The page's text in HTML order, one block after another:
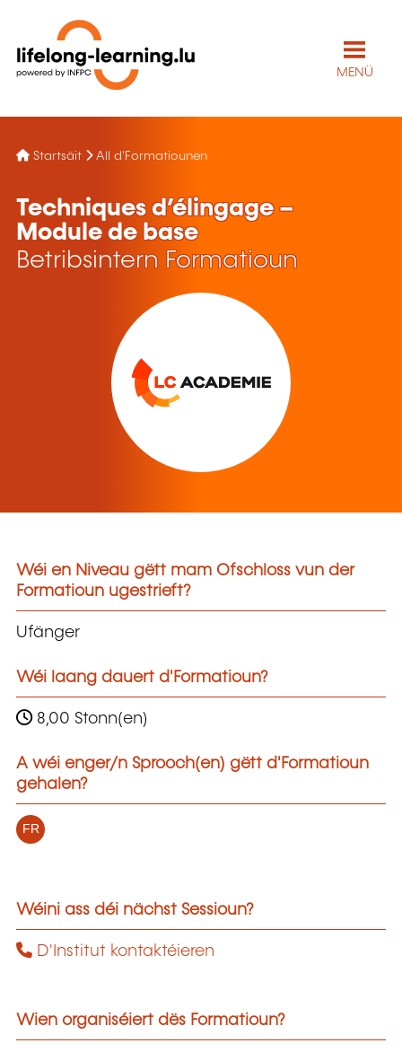
MENÜ
Startsäit All d'Formatiounen
Techniques d’élingage –
Module de base
Betribsintern Formatioun
Wéi en Niveau gëtt mam Ofschloss vun der
Formatioun ugestrieft?
Ufänger
Wéi laang dauert d'Formatioun?
8,00 Stonn(en)
A wéi enger/n Sprooch(en) gëtt d'Formatioun
gehalen?
FR
Wéini ass déi nächst Sessioun?
D'Institut kontaktéieren
Wien organiséiert dës Formatioun?